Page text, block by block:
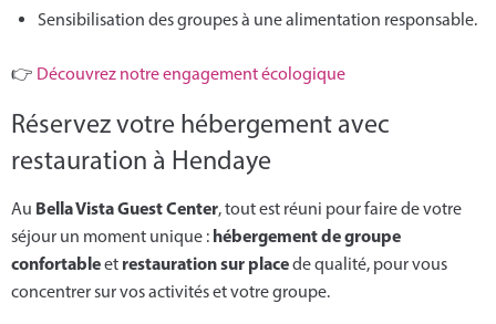
Sensibilisation des groupes à une alimentation responsable.
👉 Découvrez notre engagement écologique
Réservez votre hébergement avec
restauration à Hendaye
Au Bella Vista Guest Center, tout est réuni pour faire de votre
séjour un moment unique : hébergement de groupe
confortableet restauration sur placede qualité, pour vous
concentrer sur vos activités et votre groupe.